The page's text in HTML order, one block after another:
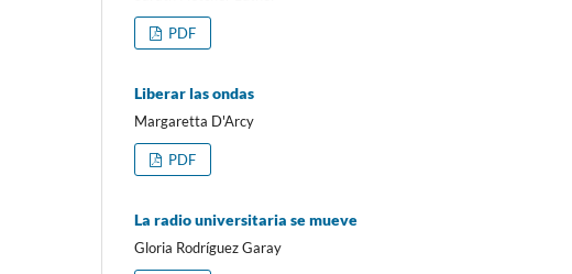
PDF
Liberar las ondas
Margaretta D'Arcy
PDF
La radio universitaria se mueve
Gloria Rodríguez Garay